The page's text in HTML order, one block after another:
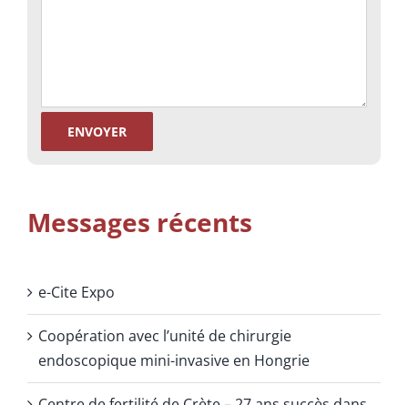
Messages récents
e-Cite Expo
Coopération avec l’unité de chirurgie
endoscopique mini-invasive en Hongrie